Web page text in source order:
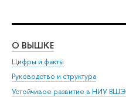
О ВЫШКЕ
Цифры и факты
Руководство и структура
Устойчивое развитие в НИУ ВШЭ